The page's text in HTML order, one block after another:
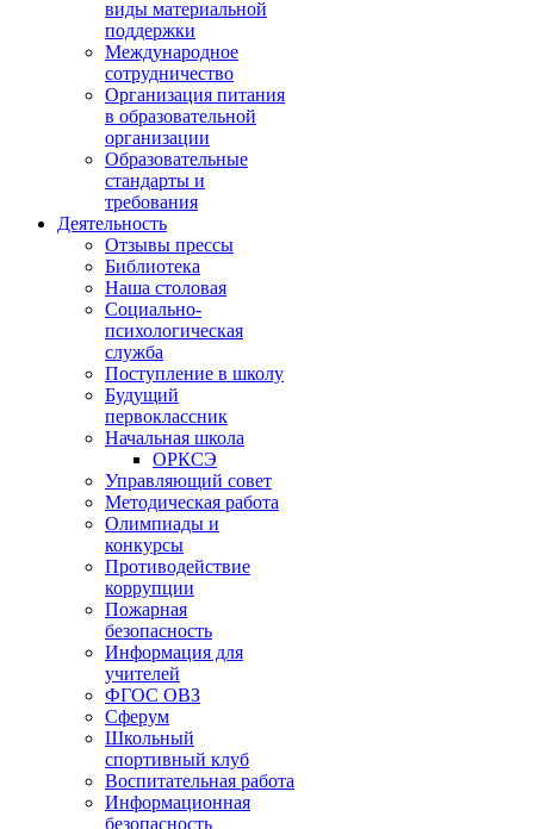
виды материальной
поддержки
Международное
сотрудничество
Организация питания
в образовательной
организации
Образовательные
стандарты и
требования
Деятельность
Отзывы прессы
Библиотека
Наша столовая
Социально-
психологическая
служба
Поступление в школу
Будущий
первоклассник
Начальная школа
ОРКСЭ
Управляющий совет
Методическая работа
Олимпиады и
конкурсы
Противодействие
коррупции
Пожарная
безопасность
Информация для
учителей
ФГОС ОВЗ
Сферум
Школьный
спортивный клуб
Воспитательная работа
Информационная
безопасность